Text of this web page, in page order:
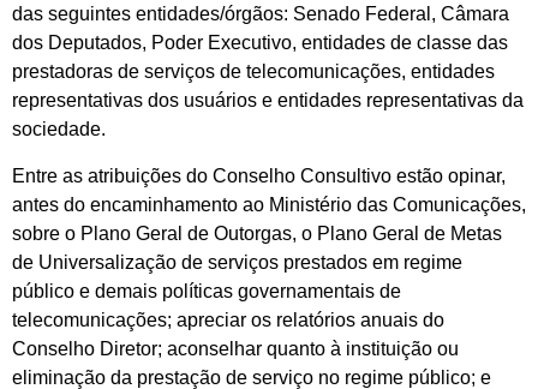
das seguintes entidades/órgãos: Senado Federal, Câmara
dos Deputados, Poder Executivo, entidades de classe das
prestadoras de serviços de telecomunicações, entidades
representativas dos usuários e entidades representativas da
sociedade.
Entre as atribuições do Conselho Consultivo estão opinar,
antes do encaminhamento ao Ministério das Comunicações,
sobre o Plano Geral de Outorgas, o Plano Geral de Metas
de Universalização de serviços prestados em regime
público e demais políticas governamentais de
telecomunicações; apreciar os relatórios anuais do
Conselho Diretor; aconselhar quanto à instituição ou
eliminação da prestação de serviço no regime público; e